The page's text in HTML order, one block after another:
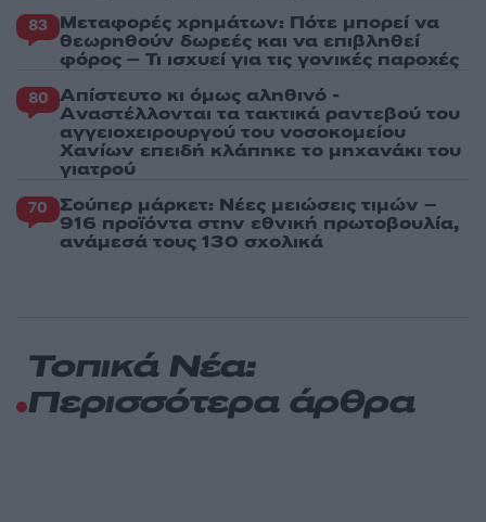
83 Μεταφορές χρημάτων: Πότε μπορεί να
θεωρηθούν δωρεές και να επιβληθεί
φόρος – Τι ισχυεί για τις γονικές παροχές
80 Απίστευτο κι όμως αληθινό -
Aναστέλλονται τα τακτικά ραντεβού του
αγγειοχειρουργού του νοσοκομείου
Χανίων επειδή κλάπηκε το μηχανάκι του
γιατρού
70 Σούπερ μάρκετ: Νέες μειώσεις τιμών –
916 προϊόντα στην εθνική πρωτοβουλία,
ανάμεσά τους 130 σχολικά
Τοπικά Νέα:
Περισσότερα άρθρα